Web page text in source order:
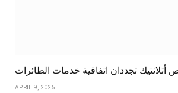
أتلانتيك تجددان اتفاقية خدمات الطائرات
APRIL 9, 2025